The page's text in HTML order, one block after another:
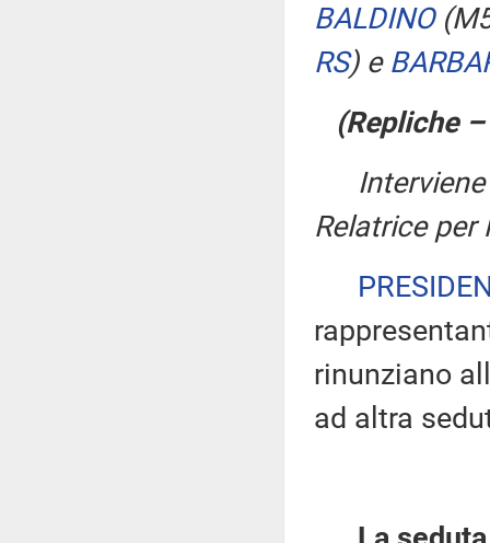
BALDINO
RS)e
(Repliche
Relatrice per
rinunziano
ad altra